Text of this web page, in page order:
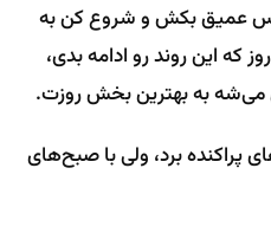
عمیق بکش و شروع کن به
این روند رو ادامه بدی،
می‌شه به بهترین بخش روزت.
پراکنده برد، ولی با صبح‌های